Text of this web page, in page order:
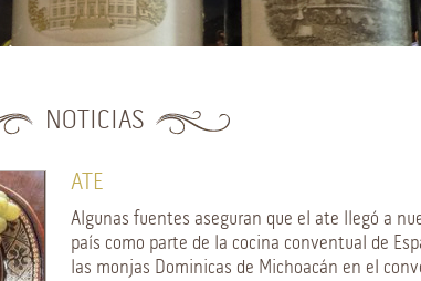
NOTICIAS
ATE
Algunas fuentes aseguran que el ate llegó a
país como parte de la cocina conventual de
las monjas Dominicas de Michoacán en el